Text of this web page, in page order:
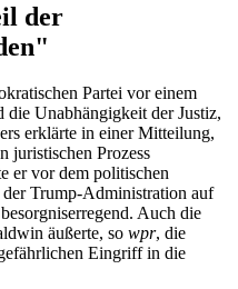
der
Partei vor einem
Unabhängigkeit der Justiz,
erklärte in einer Mitteilung,
juristischen Prozess
er vor dem politischen
Trump-Administration auf
Auch die
äußerte, so wpr, die
Eingriff in die